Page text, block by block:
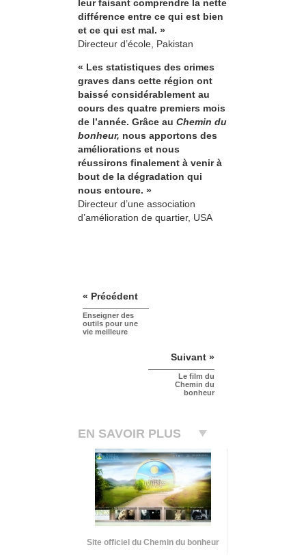
leur faisant comprendre la nette
différence entre ce qui est bien
et ce qui est mal. »
Directeur d’école, Pakistan
« Les statistiques des crimes
graves dans cette région ont
baissé considérablement au
cours des quatre premiers mois
de l’année. Grâce au Chemin du
bonheur, nous apportons des
améliorations et nous
réussirons finalement à venir à
bout de la dégradation qui
nous entoure. »
Directeur d’une association
d’amélioration de quartier, USA
« Précédent
Enseigner des
outils pour une
vie meilleure
Suivant »
Le film du
Chemin du
bonheur
EN SAVOIR PLUS
Site officiel du Chemin du bonheur